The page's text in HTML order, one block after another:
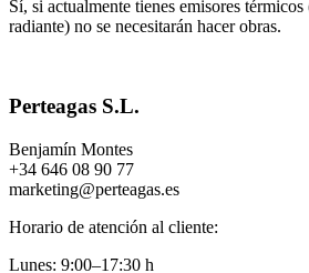
Sí, si actualmente tienes emisores
radiante) no se necesitarán hacer obras.
Perteagas S.L.
Benjamín Montes
+34 646 08 90 77
marketing@perteagas.es
Horario de atención al cliente:
Lunes: 9:00–17:30 h